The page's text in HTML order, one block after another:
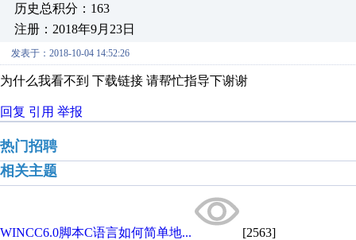
历史总积分：163
注册：2018年9月23日
发表于：2018-10-04 14:52:26
为什么我看不到 下载链接 请帮忙指导下谢谢
回复 引用 举报
热门招聘
相关主题
WINCC6.0脚本C语言如何简单地... [2563]